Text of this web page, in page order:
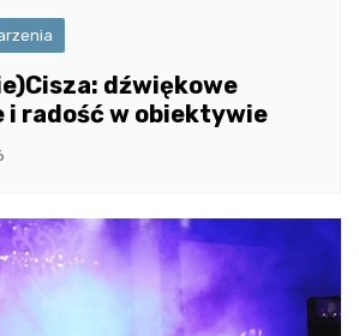
dźwiękowe
i radość w obiektywie